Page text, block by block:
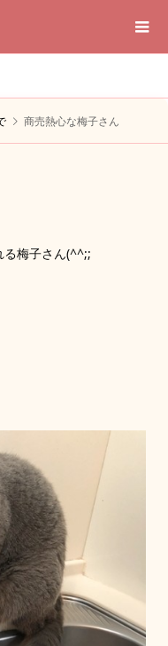
商売熱心な梅子さん
る梅子さん(^^;;